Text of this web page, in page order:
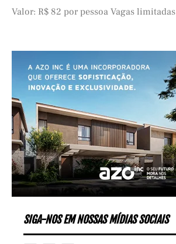
Valor: R$ 82 por pessoa Vagas limitadas
SIGA-NOS EM NOSSAS MÍDIAS SOCIAIS